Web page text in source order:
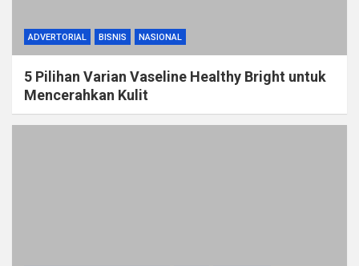
ADVERTORIAL BISNIS NASIONAL
5 Pilihan Varian Vaseline Healthy Bright untuk
Mencerahkan Kulit